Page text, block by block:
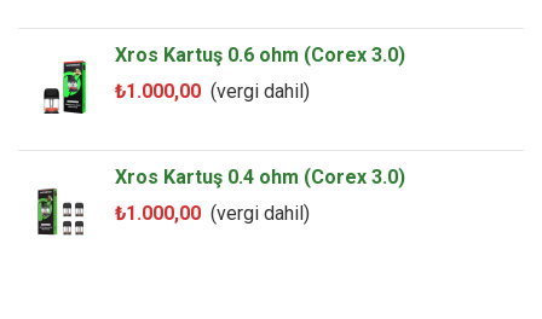
Xros Kartuş 0.6 ohm (Corex 3.0)
₺1.000,00 (vergi dahil)
Xros Kartuş 0.4 ohm (Corex 3.0)
₺1.000,00 (vergi dahil)